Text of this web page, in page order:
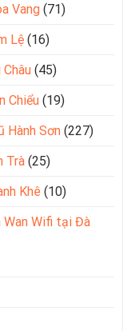
Vang (71)
Lệ (16)
(45)
Chiểu (19)
Hành Sơn (227)
Trà (25)
Khê (10)
Wan Wifi tại Đà